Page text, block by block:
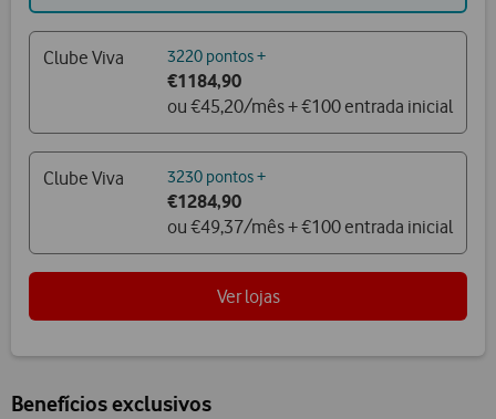
Clube Viva 3220 pontos +
€1184,90
ou €45,20/mês + €100 entrada inicial
Clube Viva 3230 pontos +
€1284,90
ou €49,37/mês + €100 entrada inicial
Ver lojas
Benefícios exclusivos